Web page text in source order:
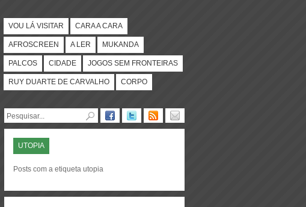
VOU LÁ VISITAR CARA A CARA
AFROSCREEN A LER MUKANDA
PALCOS CIDADE JOGOS SEM FRONTEIRAS
RUY DUARTE DE CARVALHO CORPO
UTOPIA
Posts com a etiqueta utopia